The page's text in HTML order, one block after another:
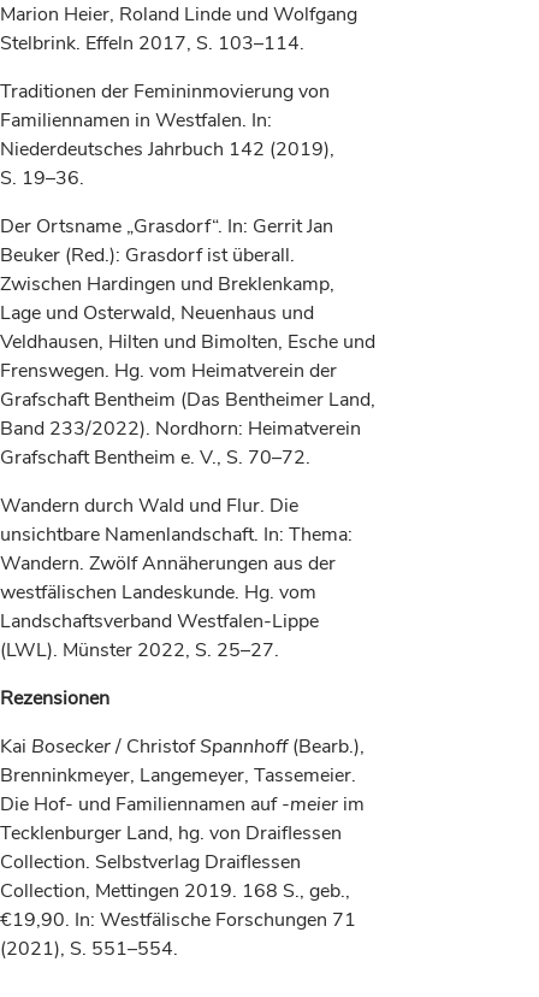
Marion Heier, Roland Linde und Wolfgang
Stelbrink. Effeln 2017, S. 103–114.
Traditionen der Femininmovierung von
Familiennamen in Westfalen. In:
Niederdeutsches Jahrbuch 142 (2019),
S. 19–36.
Der Ortsname „Grasdorf“. In: Gerrit Jan
Beuker (Red.): Grasdorf ist überall.
Zwischen Hardingen und Breklenkamp,
Lage und Osterwald, Neuenhaus und
Veldhausen, Hilten und Bimolten, Esche und
Frenswegen. Hg. vom Heimatverein der
Grafschaft Bentheim (Das Bentheimer Land,
Band 233/2022). Nordhorn: Heimatverein
Grafschaft Bentheim e. V., S. 70–72.
Wandern durch Wald und Flur. Die
unsichtbare Namenlandschaft. In: Thema:
Wandern. Zwölf Annäherungen aus der
westfälischen Landeskunde. Hg. vom
Landschaftsverband Westfalen-Lippe
(LWL). Münster 2022, S. 25–27.
Rezensionen
Kai Bosecker/ ChristofSpannhoff(Bearb.),
Brenninkmeyer, Langemeyer, Tassemeier.
Die Hof- und Familiennamen auf-meier im
Tecklenburger Land, hg. von Draiflessen
Collection. Selbstverlag Draiflessen
Collection, Mettingen 2019. 168 S., geb.,
€19,90. In: Westfälische Forschungen 71
(2021), S. 551–554.